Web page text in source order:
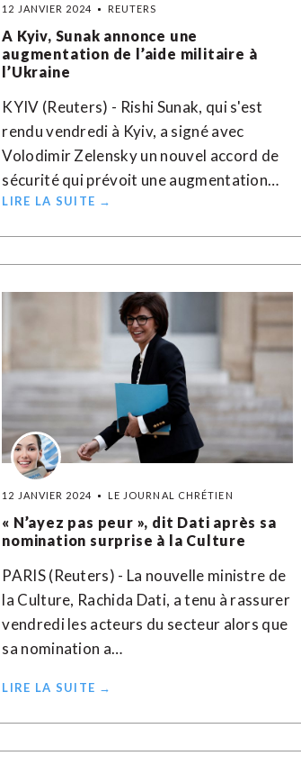
12 JANVIER 2024 REUTERS
A Kyiv, Sunak annonce une
augmentation de l’aide militaire à
l’Ukraine
KYIV (Reuters) - Rishi Sunak, qui s'est
rendu vendredi à Kyiv, a signé avec
Volodimir Zelensky un nouvel accord de
sécurité qui prévoit une augmentation…
LIRE LA SUITE →
12 JANVIER 2024 LE JOURNAL CHRÉTIEN
« N’ayez pas peur », dit Dati après sa
nomination surprise à la Culture
PARIS (Reuters) - La nouvelle ministre de
la Culture, Rachida Dati, a tenu à rassurer
vendredi les acteurs du secteur alors que
sa nomination a…
LIRE LA SUITE →